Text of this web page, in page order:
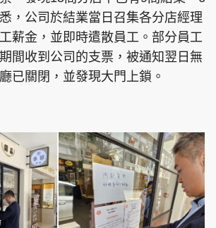
星島環球 The Standard
Oh!爸媽 JobMarket
EDUPLUS
使用條款
，公司於結業當日召集各分店經理
薪金，並即時遣散員工。部分員工
間收到公司的支票，被通知翌日無
已關閉，並發現大門上鎖。